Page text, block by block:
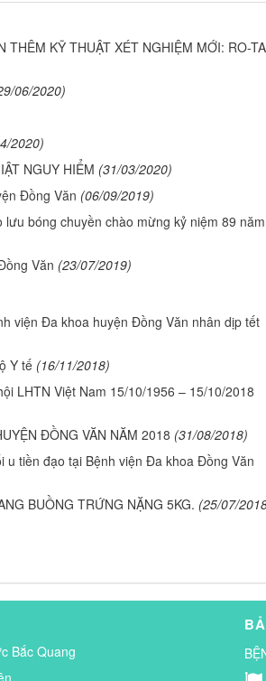
THÊM KỸ THUẬT XÉT NGHIỆM MỚI: RO-TA
06/2020)
2020)
NGUY HIỂM (31/03/2020)
Đồng Văn (06/09/2019)
bóng chuyền chào mừng kỷ niệm 89 năm
Văn (23/07/2019)
viện Đa khoa huyện Đồng Văn nhân dịp tết
Y tế (16/11/2018)
LHTN Việt Nam 15/10/1956 – 15/10/2018
ĐỒNG VĂN NĂM 2018 (31/08/2018)
u tiền đạo tại Bệnh viện Đa khoa Đồng Văn
BUỒNG TRỨNG NẶNG 5KG. (25/07/
Bắc Quang